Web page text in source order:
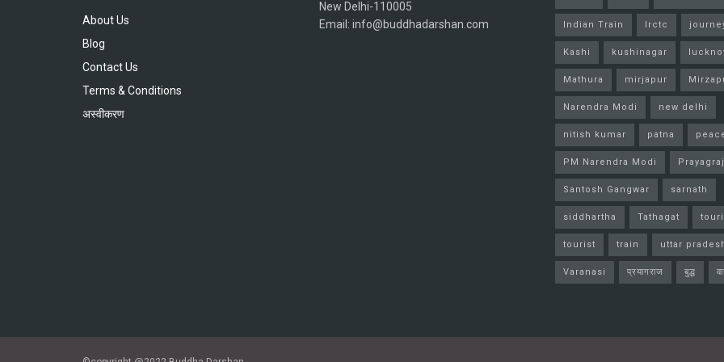
About Us
Blog
Contact Us
Terms & Conditions
अस्वीकरण
New Delhi-110005
Email: info@buddhadarshan.com
Indian Train Irctc
Kashi kushinagar
Mathura mirjapur
Narendra Modi new delhi
nitish kumar patna
PM Narendra Modi Prayagraj
Santosh Gangwar sarnath
siddhartha Tathagat
tourist train uttar
Varanasi प्रयागराज बुद्ध